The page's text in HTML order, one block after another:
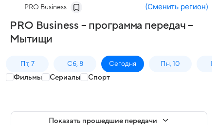
PRO Business (Сменить регион)
PRO Business – программа передач –
Мытищи
Пт, 7 Сб, 8 Сегодня Пн, 10
Фильмы Сериалы Спорт
Показать прошедшие передачи